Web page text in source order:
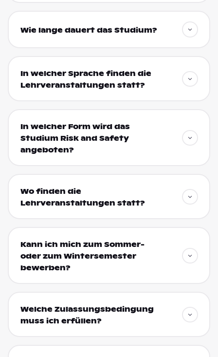
Wie lange dauert das Studium?
In welcher Sprache finden die
Lehrveranstaltungen statt?
In welcher Form wird das
Studium Risk and Safety
angeboten?
Wo finden die
Lehrveranstaltungen statt?
Kann ich mich zum Sommer-
oder zum Wintersemester
bewerben?
Welche Zulassungsbedingung
muss ich erfüllen?